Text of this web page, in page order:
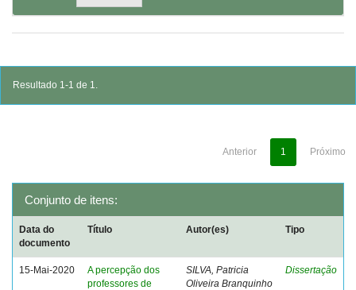
Resultado 1-1 de 1.
Anterior 1 Próximo
Conjunto de itens:
Data do
documento
Título Autor(es) Tipo
15-Mai-2020
A percepção dos
professores de
SILVA, Patricia
Oliveira Branquinho
Dissertação